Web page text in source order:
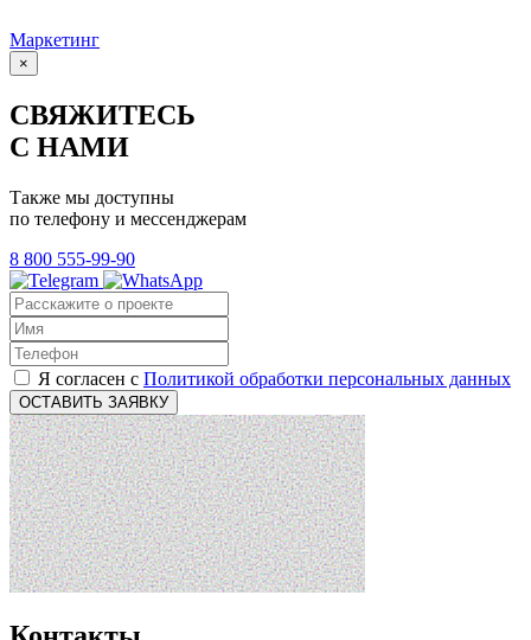
Маркетинг
×
СВЯЖИТЕСЬ
С НАМИ
Также мы доступны
по телефону и мессенджерам
8 800 555-99-90
Я согласен с Политикой обработки персональных данных
ОСТАВИТЬ ЗАЯВКУ